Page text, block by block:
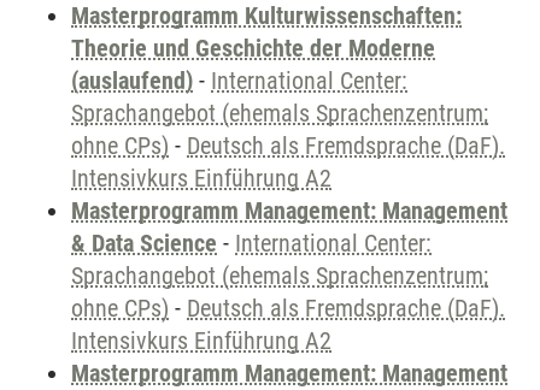
Masterprogramm Kulturwissenschaften:
Theorie und Geschichte der Moderne
(auslaufend) - International Center:
Sprachangebot (ehemals Sprachenzentrum;
ohne CPs) - Deutsch als Fremdsprache (DaF).
Intensivkurs Einführung A2
Masterprogramm Management: Management
& Data Science - International Center:
Sprachangebot (ehemals Sprachenzentrum;
ohne CPs) - Deutsch als Fremdsprache (DaF).
Intensivkurs Einführung A2
Masterprogramm Management: Management